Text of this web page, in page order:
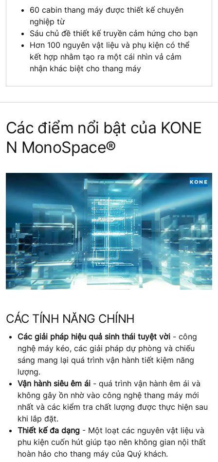
60 cabin thang máy được thiết kế chuyên
nghiệp từ
Sáu chủ đề thiết kế truyền cảm hứng cho bạn
Hơn 100 nguyên vật liệu và phụ kiện có thể
kết hợp nhằm tạo ra một cái nhìn vả cảm
nhận khác biệt cho thang máy
Các điểm nổi bật của KONE
N MonoSpace®
CÁC TÍNH NĂNG CHÍNH
Các giải pháp hiệu quả sinh thái tuyệt vời - công
nghệ máy kéo, các giải pháp dự phòng và chiếu
sáng mang lại quá trình vận hành tiết kiệm năng
lượng.
Vận hành siêu êm ái - quá trình vận hành êm ái và
không gây ồn nhờ vào công nghệ thang máy mới
nhất và các kiểm tra chất lượng được thực hiện sau
khi lắp đặt.
Thiết kế đa dạng - Một loạt các nguyên vật liệu và
phu kiện cuốn hút giúp tạo nên không gian nội thất
hoàn hảo cho thang máy của Quý khách.